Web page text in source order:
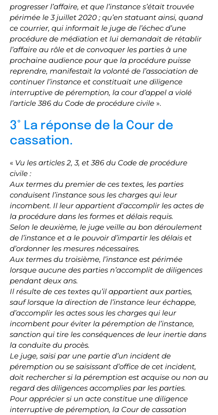
progresser l’affaire, et que l’instance s’était trouvée
périmée le 3 juillet 2020 ; qu’en statuant ainsi, quand
ce courrier, qui informait le juge de l’échec d’une
procédure de médiation et lui demandait de rétablir
l’affaire au rôle et de convoquer les parties à une
prochaine audience pour que la procédure puisse
reprendre, manifestait la volonté de l’association de
continuer l’instance et constituait une diligence
interruptive de péremption, la cour d’appel a violé
l’article 386 du Code de procédure civile ».
3° La réponse de la Cour de
cassation.
« Vu les articles 2, 3, et 386 du Code de procédure
civile :
Aux termes du premier de ces textes, les parties
conduisent l’instance sous les charges qui leur
incombent. Il leur appartient d’accomplir les actes de
la procédure dans les formes et délais requis.
Selon le deuxième, le juge veille au bon déroulement
de l’instance et a le pouvoir d’impartir les délais et
d’ordonner les mesures nécessaires.
Aux termes du troisième, l’instance est périmée
lorsque aucune des parties n’accomplit de diligences
pendant deux ans.
Il résulte de ces textes qu’il appartient aux parties,
sauf lorsque la direction de l’instance leur échappe,
d’accomplir les actes sous les charges qui leur
incombent pour éviter la péremption de l’instance,
sanction qui tire les conséquences de leur inertie dans
la conduite du procès.
Le juge, saisi par une partie d’un incident de
péremption ou se saisissant d’office de cet incident,
doit rechercher si la péremption est acquise ou non au
regard des diligences accomplies par les parties.
Pour apprécier si un acte constitue une diligence
interruptive de péremption, la Cour de cassation